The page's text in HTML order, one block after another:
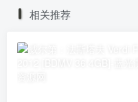
相关推荐